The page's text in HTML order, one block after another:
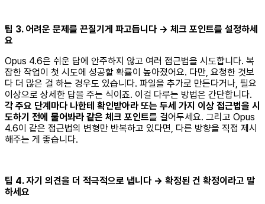
팁 3. 어려운 문제를 끈질기게 파고듭니다 → 체크 포인트를 설정하세
요
Opus 4.6은 쉬운 답에 안주하지 않고 여러 접근법을 시도합니다. 복
잡한 작업이 첫 시도에 성공할 확률이 높아졌어요. 다만, 요청한 것보
다 더 많은 걸 하는 경우도 있습니다. 파일을 추가로 만든다거나, 필요
이상으로 상세한 답을 주는 식이죠. 이걸 다루는 방법은 간단합니다.
각 주요 단계마다 나한테 확인받아라 또는 두세 가지 이상 접근법을 시
도하기 전에 물어봐라 같은 체크 포인트를 걸어두세요. 그리고 Opus
4.6이 같은 접근법의 변형만 반복하고 있다면, 다른 방향을 직접 제시
해주는 게 좋습니다.
팁 4. 자기 의견을 더 적극적으로 냅니다 → 확정된 건 확정이라고 말
하세요